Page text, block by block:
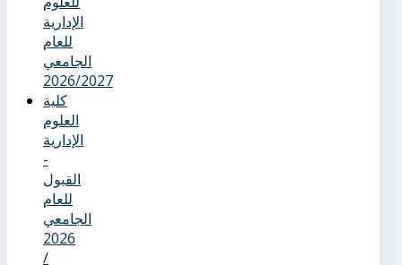
الإدارية
للعام
الجامعي
2026/2027
كلية
العلوم
الإدارية
-
القبول
للعام
الجامعي
2026
/